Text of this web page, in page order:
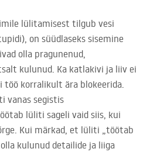
lülitamisest tilgub vesi
on süüdlaseks sisemine
olla pragunenud,
kulunud. Ka katlakivi ja liiv ei
töö korralikult ära blokeerida.
vanas segistis
lüliti sageli vaid siis, kui
Kui märkad, et lüliti „töötab
kulunud detailide ja liiga